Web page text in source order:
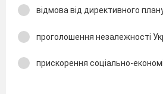
відмова від директивного
проголошення незалежності
прискорення соціально-